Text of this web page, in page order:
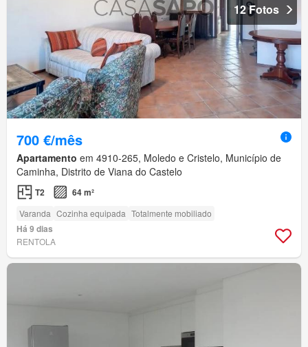
12 Fotos
700 €/mês
Apartamento em 4910-265, Moledo e Cristelo, Município de
Caminha, Distrito de Viana do Castelo
T2 64 m²
Varanda Cozinha equipada Totalmente mobiliado
Há 9 dias
RENTOLA